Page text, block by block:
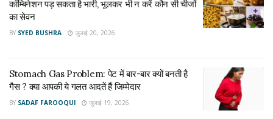
लंबे समय तक बिस्तर पर रहने वाले मरीजों को भी यह परेशानी हो सकती है।
क्या होते हैं इसके लक्षण?
कॉम्बिनेशन पड़ सकता है भारी, भूलकर भी न करें कौन सी चीजों
का सेवन
BY SYED BUSHRA जुलाई 20, 2026
Stomach Gas Problem: पेट में बार-बार क्यों बनती है
गैस ? क्या आपकी ये गलत आदतें हैं जिम्मेदार
BY SADAF FAROOQUI जुलाई 19, 2026